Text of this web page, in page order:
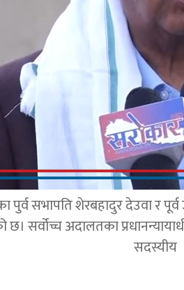
पुर्व सभापति शेरबहादुर देउवा र
सर्वोच्च अदालतका
सदस्यीय